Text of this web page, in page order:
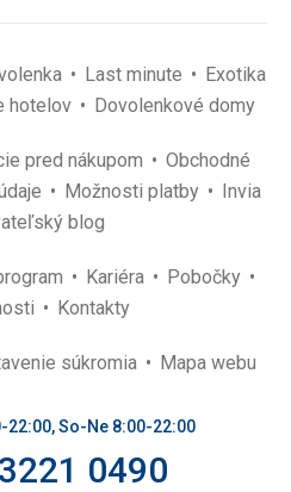
Last minute
Exotika
hotelov Dovolenkové domy
pred nákupom
Obchodné
Možnosti platby
Invia
blog
Kariéra
Pobočky
Kontakty
súkromia Mapa webu
So-Ne 8:00-22:00
0490